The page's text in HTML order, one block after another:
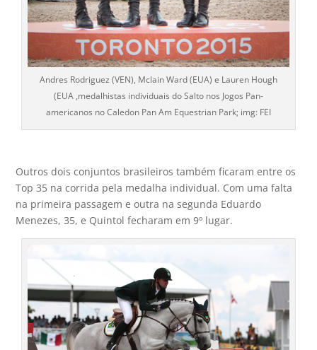
Andres Rodriguez (VEN), Mclain Ward (EUA) e Lauren Hough
(EUA ,medalhistas individuais do Salto nos Jogos Pan-
americanos no Caledon Pan Am Equestrian Park; img: FEI
Outros dois conjuntos brasileiros também ficaram entre os
Top 35 na corrida pela medalha individual. Com uma falta
na primeira passagem e outra na segunda Eduardo
Menezes, 35, e Quintol fecharam em 9º lugar.